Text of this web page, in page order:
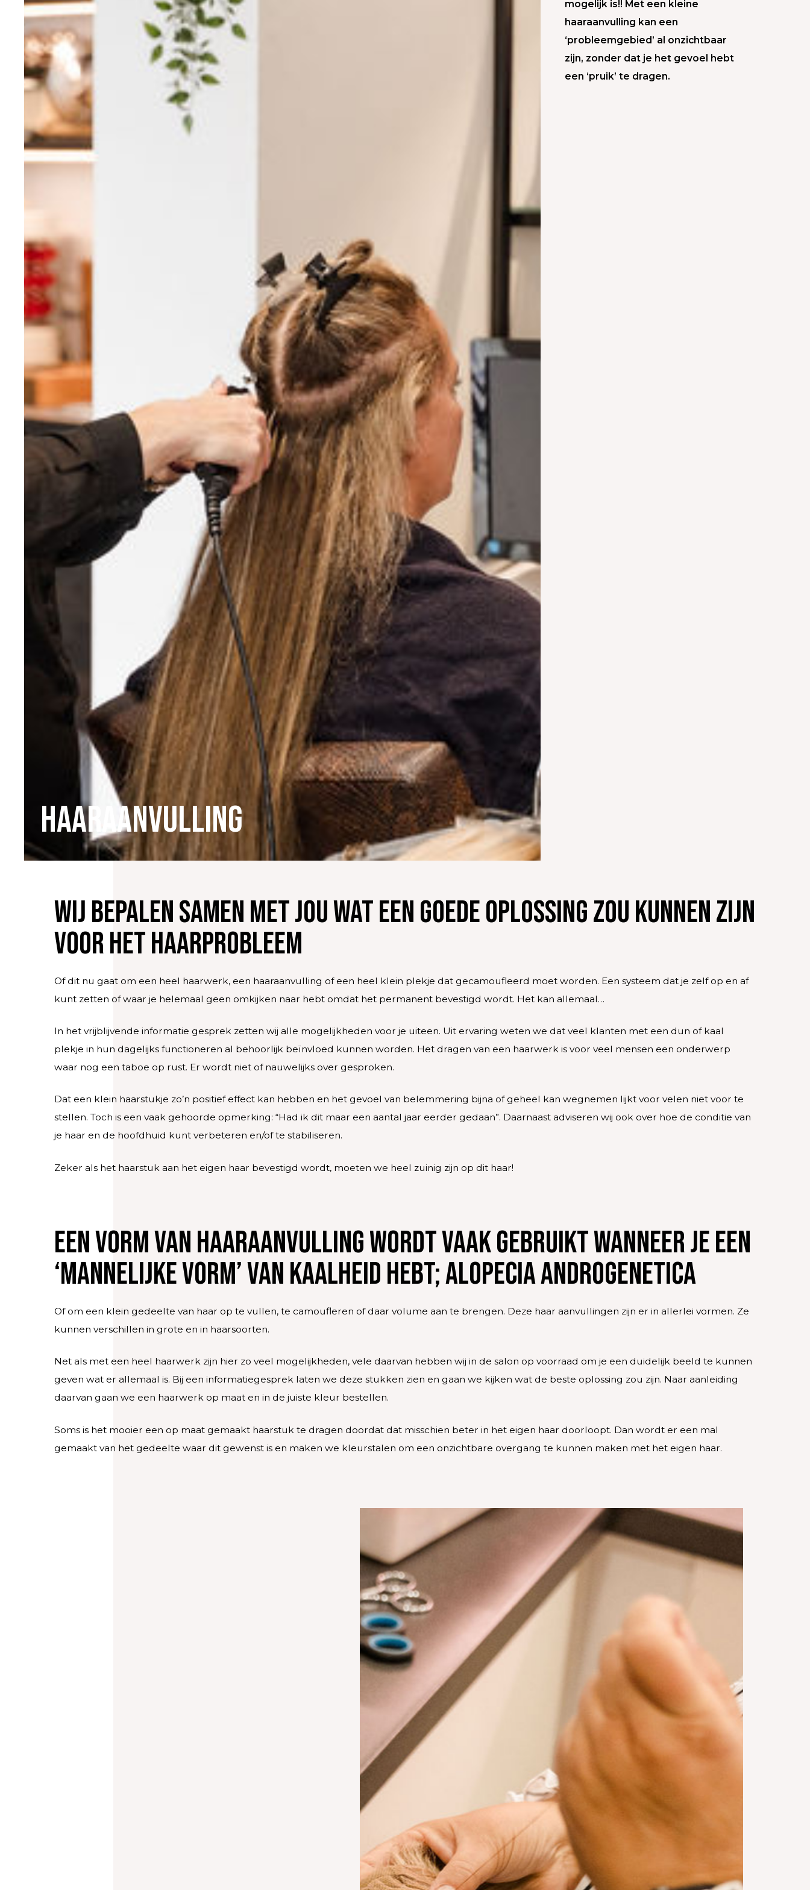
Haaraanvulling
mogelijk is!! Met een kleine
haaraanvulling kan een
‘probleemgebied’ al onzichtbaar
zijn, zonder dat je het gevoel hebt
een ‘pruik’ te dragen.
Wij bepalen samen met jou wat een goede oplossing zou kunnen zijn
voor het haarprobleem
Of dit nu gaat om een heel haarwerk, een haaraanvulling of een heel klein plekje dat gecamoufleerd moet worden. Een systeem dat je zelf op en af
kunt zetten of waar je helemaal geen omkijken naar hebt omdat het permanent bevestigd wordt. Het kan allemaal…
In het vrijblijvende informatie gesprek zetten wij alle mogelijkheden voor je uiteen. Uit ervaring weten we dat veel klanten met een dun of kaal
plekje in hun dagelijks functioneren al behoorlijk beïnvloed kunnen worden. Het dragen van een haarwerk is voor veel mensen een onderwerp
waar nog een taboe op rust. Er wordt niet of nauwelijks over gesproken.
Dat een klein haarstukje zo’n positief effect kan hebben en het gevoel van belemmering bijna of geheel kan wegnemen lijkt voor velen niet voor te
stellen. Toch is een vaak gehoorde opmerking: “Had ik dit maar een aantal jaar eerder gedaan”. Daarnaast adviseren wij ook over hoe de conditie van
je haar en de hoofdhuid kunt verbeteren en/of te stabiliseren.
Zeker als het haarstuk aan het eigen haar bevestigd wordt, moeten we heel zuinig zijn op dit haar!
Een vorm van haaraanvulling wordt vaak gebruikt wanneer je een
‘mannelijke vorm’ van kaalheid hebt; alopecia androgenetica
Of om een klein gedeelte van haar op te vullen, te camoufleren of daar volume aan te brengen. Deze haar aanvullingen zijn er in allerlei vormen. Ze
kunnen verschillen in grote en in haarsoorten.
Net als met een heel haarwerk zijn hier zo veel mogelijkheden, vele daarvan hebben wij in de salon op voorraad om je een duidelijk beeld te kunnen
geven wat er allemaal is. Bij een informatiegesprek laten we deze stukken zien en gaan we kijken wat de beste oplossing zou zijn. Naar aanleiding
daarvan gaan we een haarwerk op maat en in de juiste kleur bestellen.
Soms is het mooier een op maat gemaakt haarstuk te dragen doordat dat misschien beter in het eigen haar doorloopt. Dan wordt er een mal
gemaakt van het gedeelte waar dit gewenst is en maken we kleurstalen om een onzichtbare overgang te kunnen maken met het eigen haar.